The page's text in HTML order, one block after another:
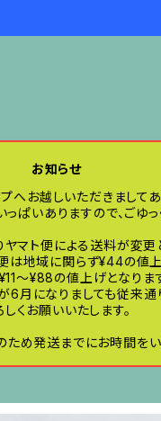
お知らせ
へお越しいただきましてあ
ぱいありますので、ごゆっ
マト便による送料が変更
は地域に関らず¥44の値
〜¥88の値上げとなりま
6月になりましても従来通
しくお願いいたします。
め発送までにお時間を